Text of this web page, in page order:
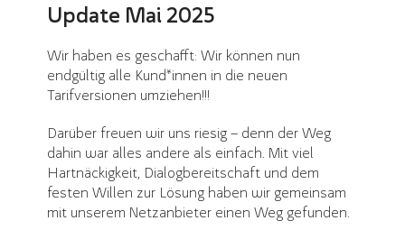
Update Mai 2025
Wir haben es geschafft: Wir können nun
endgültig alle Kund*innen in die neuen
Tarifversionen umziehen!!!
Darüber freuen wir uns riesig – denn der Weg
dahin war alles andere als einfach. Mit viel
Hartnäckigkeit, Dialogbereitschaft und dem
festen Willen zur Lösung haben wir gemeinsam
mit unserem Netzanbieter einen Weg gefunden.